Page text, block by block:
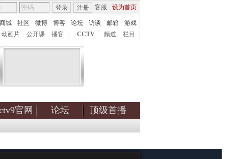
客服 设为首页
登录 注册
商城 社区 微博 博客 论坛 访谈 邮箱
游戏
动画片 公开课 播客 CCTV 频道 栏目
官网 论坛 顶级首播